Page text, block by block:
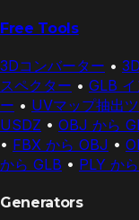
Free Tools
3Dコンバーター •
スペクター • GLB
ー • UVマップ抽出
USDZ • OBJ から
• FBX から OBJ •
から GLB • PLY か
Generators